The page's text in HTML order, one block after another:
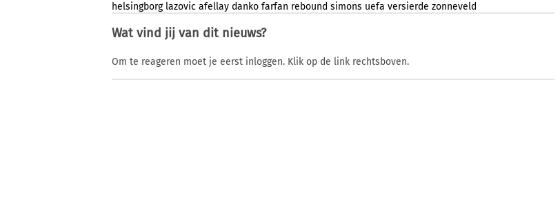
helsingborg lazovic afellay danko farfan rebound simons uefa versierde zonneveld
Wat vind jij van dit nieuws?
Om te reageren moet je eerst inloggen. Klik op de link rechtsboven.